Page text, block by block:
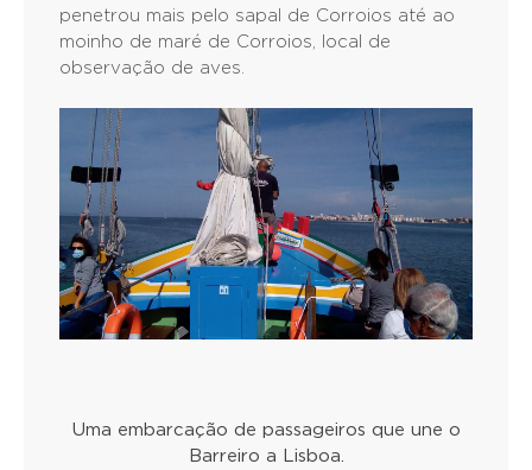
penetrou mais pelo sapal de Corroios até ao
moinho de maré de Corroios, local de
observação de aves.
Uma embarcação de passageiros que une o
Barreiro a Lisboa.